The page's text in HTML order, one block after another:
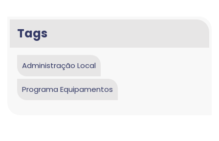
Tags
Administração Local
Programa Equipamentos